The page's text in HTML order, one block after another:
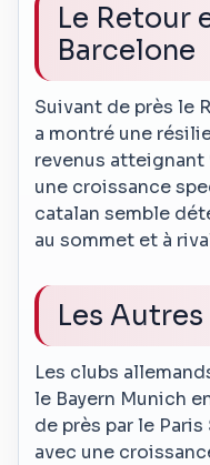
Le Retour
Barcelone
Suivant de près le
a montré une
revenus atteignant
une croissance
catalan semble
au sommet et à
Les
Les clubs
le Bayern Munich
de près par le
avec une